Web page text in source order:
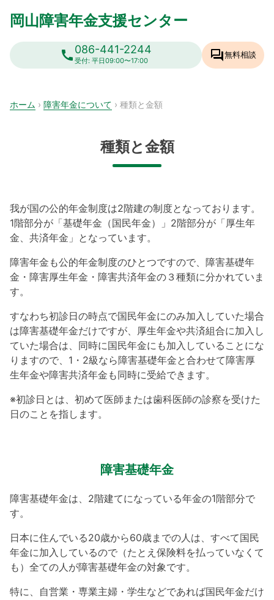
岡山障害年金支援センター
call086-441-2244
受付: 平日09:00〜17:00 forum無料相談
ホーム › 障害年金について › 種類と金額
種類と金額
我が国の公的年金制度は2階建の制度となっております。
1階部分が「基礎年金（国民年金）」2階部分が「厚生年
金、共済年金」となっています。
障害年金も公的年金制度のひとつですので、障害基礎年
金・障害厚生年金・障害共済年金の３種類に分かれていま
す。
すなわち初診日の時点で国民年金にのみ加入していた場合
は障害基礎年金だけですが、厚生年金や共済組合に加入し
ていた場合は、同時に国民年金にも加入していることにな
りますので、1・2級なら障害基礎年金と合わせて障害厚
生年金や障害共済年金も同時に受給できます。
※初診日とは、初めて医師または歯科医師の診察を受けた
日のことを指します。
障害基礎年金
障害基礎年金は、2階建てになっている年金の1階部分で
す。
日本に住んでいる20歳から60歳までの人は、すべて国民
年金に加入しているので（たとえ保険料を払っていなくて
も）全ての人が障害基礎年金の対象です。
特に、自営業・専業主婦・学生などであれば国民年金だけ